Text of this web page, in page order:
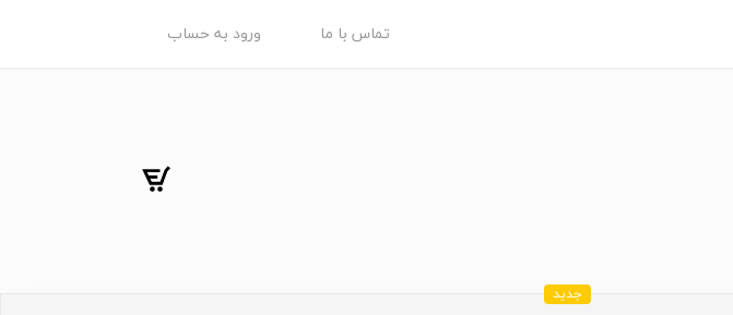
تماس با ما ورود به حساب
جدید